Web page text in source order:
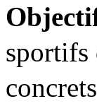
sportifs